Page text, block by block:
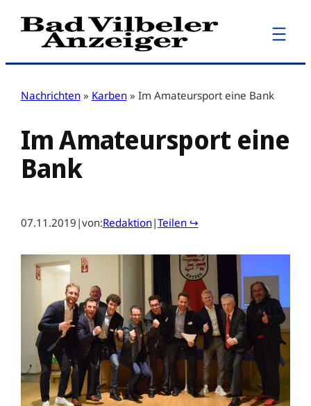
Zum
Inhalt
Nachrichten » Karben » Im Amateursport eine Bank
Im Amateursport eine
Bank
07.11.2019 |von:Redaktion|Teilen ↪